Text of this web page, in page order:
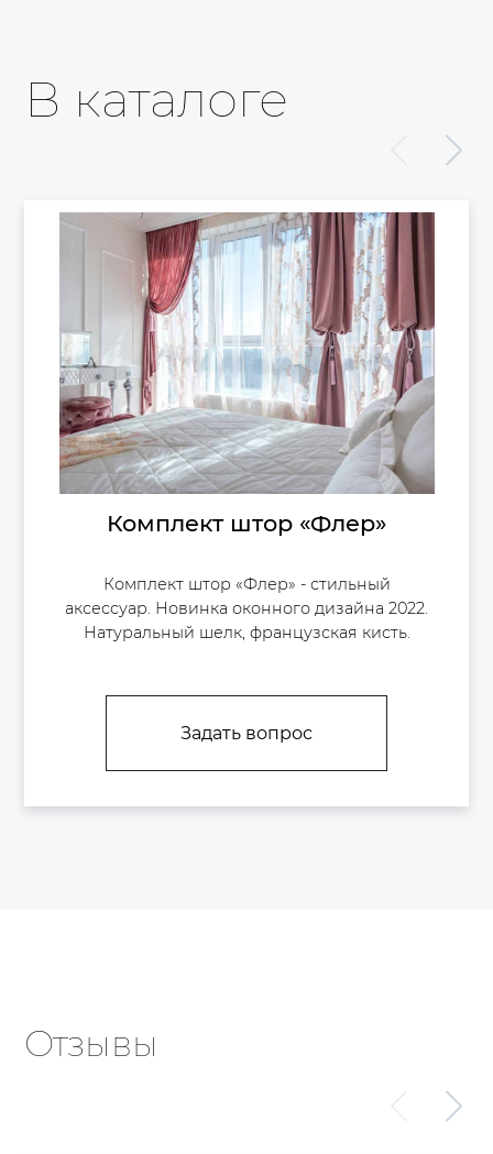
В каталоге
Комплект штор «Флер»
Комплект штор «Флер» - стильный
аксессуар. Новинка оконного дизайна 2022.
Натуральный шелк, французская кисть.
Задать вопрос
Отзывы